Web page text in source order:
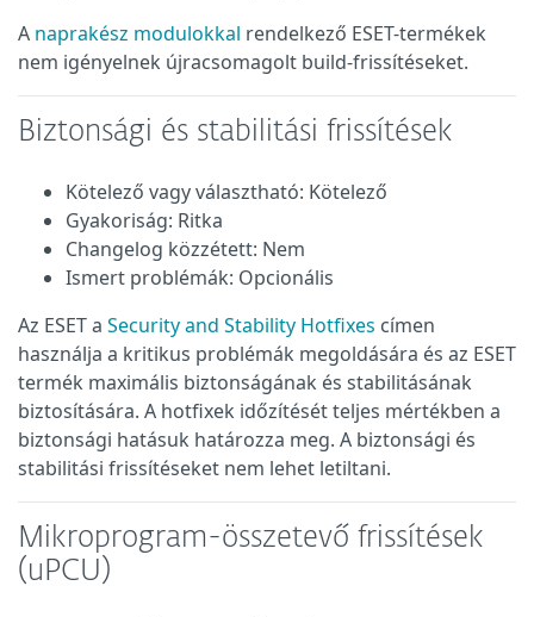
A naprakész modulokkal rendelkező ESET-termékek
nem igényelnek újracsomagolt build-frissítéseket.
Biztonsági és stabilitási frissítések
Kötelező vagy választható: Kötelező
Gyakoriság: Ritka
Changelog közzétett: Nem
Ismert problémák: Opcionális
Az ESET a Security and Stability Hotfixes címen
használja a kritikus problémák megoldására és az ESET
termék maximális biztonságának és stabilitásának
biztosítására. A hotfixek időzítését teljes mértékben a
biztonsági hatásuk határozza meg. A biztonsági és
stabilitási frissítéseket nem lehet letiltani.
Mikroprogram-összetevő frissítések
(uPCU)